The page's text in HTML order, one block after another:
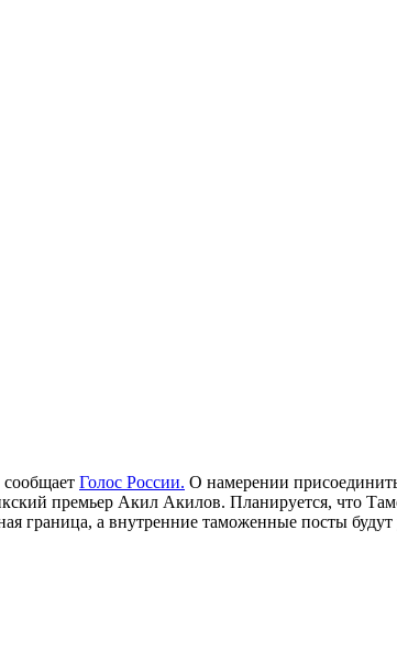
Голос России. О намерении
премьер Акил Акилов. Планируется, что
граница, а внутренние таможенные посты